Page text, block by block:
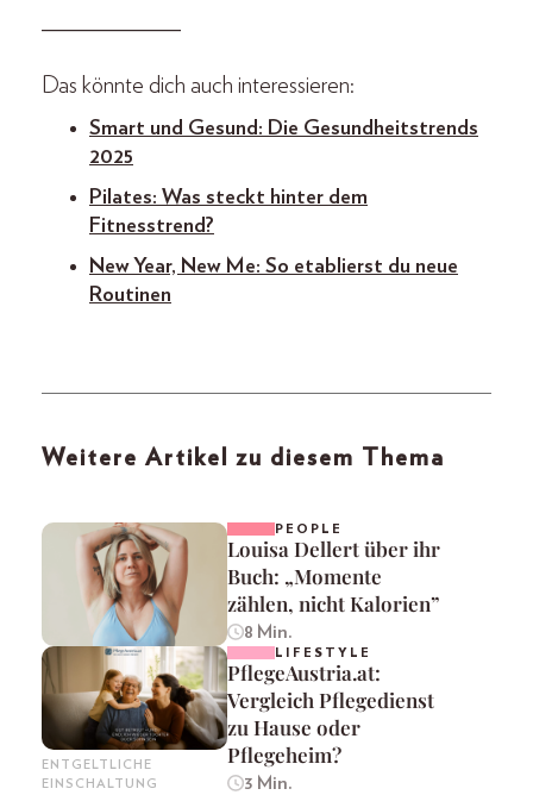
Das könnte dich auch interessieren:
Smart und Gesund: Die Gesundheitstrends
2025
Pilates: Was steckt hinter dem
Fitnesstrend?
New Year, New Me: So etablierst du neue
Routinen
Weitere Artikel zu diesem Thema
PEOPLE
Louisa Dellert über ihr
Buch: „Momente
zählen, nicht Kalorien”
8 Min.
ENTGELTLICHE
EINSCHALTUNG
LIFESTYLE
PflegeAustria.at:
Vergleich Pflegedienst
zu Hause oder
Pflegeheim?
3 Min.